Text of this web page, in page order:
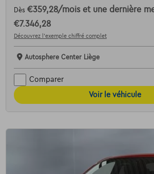
Dès €359,28/mois et une dernière
€7.346,28
Découvrez l’exemple chiffré complet
Autosphere Center Liège
Comparer
Voir le véhicule